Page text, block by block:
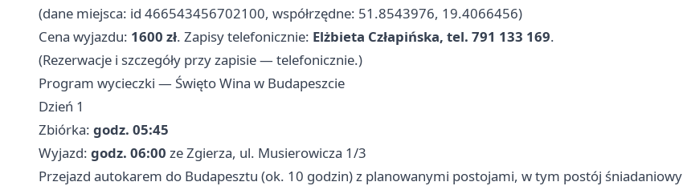
(dane miejsca: id 466543456702100, współrzędne: 51.8543976, 19.4066456)
Cena wyjazdu: 1600 zł. Zapisy telefonicznie: Elżbieta Człapińska, tel. 791 133 169.
(Rezerwacje i szczegóły przy zapisie — telefonicznie.)
Program wycieczki — Święto Wina w Budapeszcie
Dzień 1
Zbiórka: godz. 05:45
Wyjazd: godz. 06:00 ze Zgierza, ul. Musierowicza 1/3
Przejazd autokarem do Budapesztu (ok. 10 godzin) z planowanymi postojami, w tym postój śniadaniowy